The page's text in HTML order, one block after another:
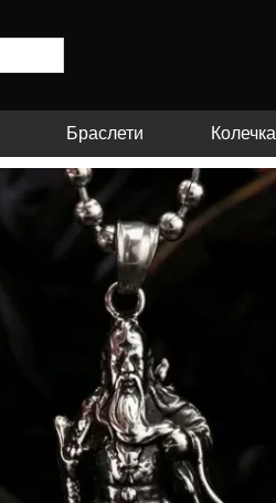
Браслети Колечка